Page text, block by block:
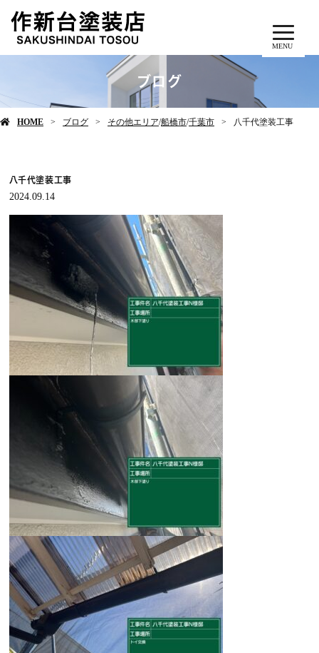
MENU
ブログ
HOME ブログ その他エリア/船橋市/千葉市 八千代塗装工事
八千代塗装工事
2024.09.14